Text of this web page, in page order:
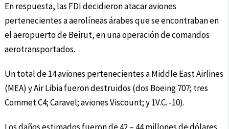
En respuesta, las FDI decidieron atacar aviones
pertenecientes a aerolíneas árabes que se encontraban en
el aeropuerto de Beirut, en una operación de comandos
aerotransportados.
Un total de 14 aviones pertenecientes a Middle East Airlines
(MEA) y Air Libia fueron destruidos (dos Boeing 707; tres
Commet C4; Caravel; aviones Viscount; y 1V.C. -10).